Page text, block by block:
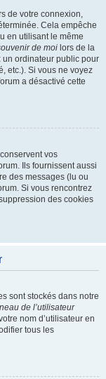
de votre connexion,
Cela empêche
en utilisant le même
de moi lors de la
un ordinateur public pour
etc.). Si vous ne voyez
a désactivé cette
vos
Ils fournissent aussi
des messages (lu ou
Si vous rencontrez
des cookies
sont stockés dans notre
de l’utilisateur
nom d’utilisateur en
tous les